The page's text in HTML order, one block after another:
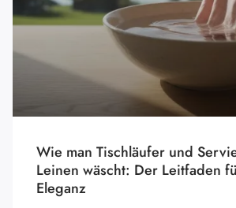
Wie man Tischläufer und
Leinen wäscht: Der Leitfaden
Eleganz